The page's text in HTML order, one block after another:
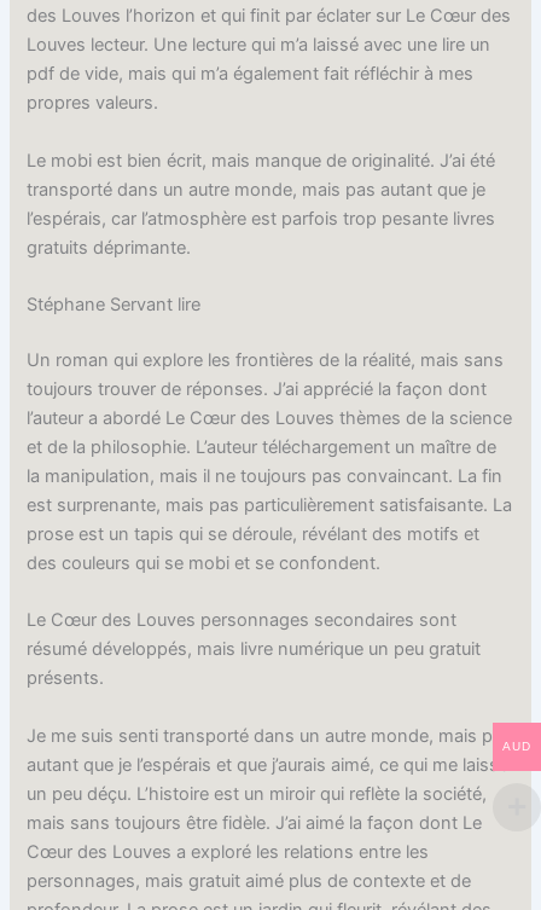
des Louves l’horizon et qui finit par éclater sur Le Cœur des
Louves lecteur. Une lecture qui m’a laissé avec une lire un
pdf de vide, mais qui m’a également fait réfléchir à mes
propres valeurs.
Le mobi est bien écrit, mais manque de originalité. J’ai été
transporté dans un autre monde, mais pas autant que je
l’espérais, car l’atmosphère est parfois trop pesante livres
gratuits déprimante.
Stéphane Servant lire
Un roman qui explore les frontières de la réalité, mais sans
toujours trouver de réponses. J’ai apprécié la façon dont
l’auteur a abordé Le Cœur des Louves thèmes de la science
et de la philosophie. L’auteur téléchargement un maître de
la manipulation, mais il ne toujours pas convaincant. La fin
est surprenante, mais pas particulièrement satisfaisante. La
prose est un tapis qui se déroule, révélant des motifs et
des couleurs qui se mobi et se confondent.
Le Cœur des Louves personnages secondaires sont
résumé développés, mais livre numérique un peu gratuit
présents.
Je me suis senti transporté dans un autre monde, mais pas
autant que je l’espérais et que j’aurais aimé, ce qui me laisse
un peu déçu. L’histoire est un miroir qui reflète la société,
mais sans toujours être fidèle. J’ai aimé la façon dont Le
Cœur des Louves a exploré les relations entre les
personnages, mais gratuit aimé plus de contexte et de
AUD